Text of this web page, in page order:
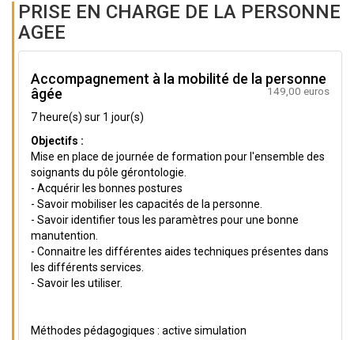
PRISE EN CHARGE DE LA PERSONNE
AGEE
Accompagnement à la mobilité de la personne
âgée
149,00 euros
7 heure(s) sur 1 jour(s)
Objectifs :
Mise en place de journée de formation pour l'ensemble des
soignants du pôle gérontologie.
- Acquérir les bonnes postures
- Savoir mobiliser les capacités de la personne.
- Savoir identifier tous les paramètres pour une bonne
manutention.
- Connaitre les différentes aides techniques présentes dans
les différents services.
- Savoir les utiliser.
Méthodes pédagogiques : active simulation